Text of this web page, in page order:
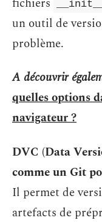
un outil de
problème.
A découvrir
quelles options
navigateur ?
DVC (Data
comme un Git
Il permet de
artefacts de